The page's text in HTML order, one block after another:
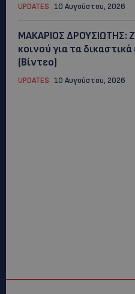
UPDATES 10 Αυγούστου, 2026
ΜΑΚΑΡΙΟΣ ΔΡΟΥΣΙΩΤΗΣ:
κοινού για τα
(Βίντεο)
UPDATES 10 Αυγούστου, 2026